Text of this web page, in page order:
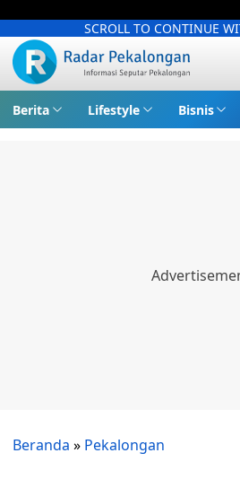
SCROLL TO CONTINUE
Berita Lifestyle Bisnis
Beranda » Pekalongan